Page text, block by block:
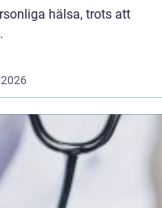
hälsa, trots att